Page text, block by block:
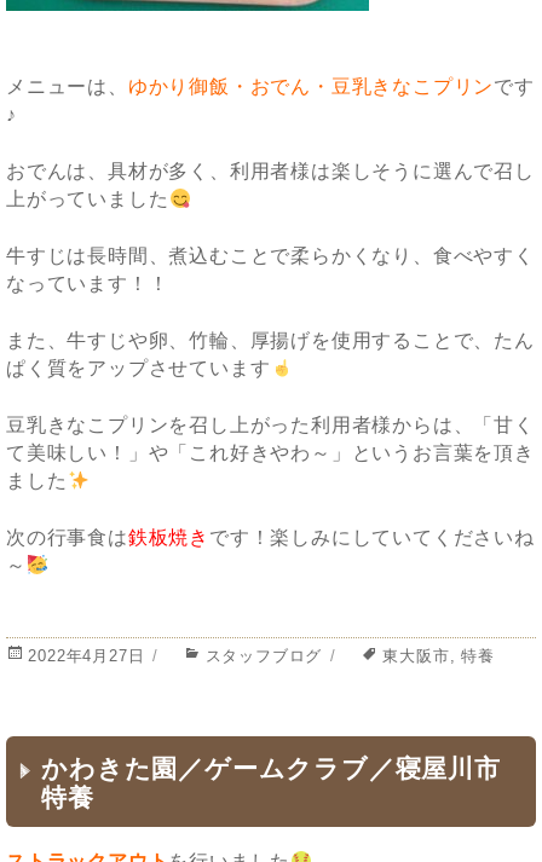
メニューは、 ゆかり御飯・おでん・豆乳きなこプリンです
♪
おでんは、具材が多く、利用者様は楽しそうに選んで召し
上がっていました
牛すじは長時間、煮込むことで柔らかくなり、食べやすく
なっています！！
また、牛すじや卵、竹輪、厚揚げを使用することで、たん
ぱく質をアップさせています
豆乳きなこプリンを召し上がった利用者様からは、「甘く
て美味しい！」や「これ好きやわ～」というお言葉を頂き
ました
次の行事食は鉄板焼き です！楽しみにしていてくださいね
～
投
2022年4月27日
カ
リ
ー
スタッフブログ
タ
東大阪市,特養
かわきた園／ゲームクラブ／寝屋川市
特養